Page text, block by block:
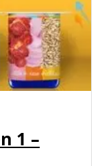
n
e
a
d
e
l
h
e
1 –